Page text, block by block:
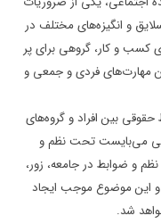
و انگیزه‌های مختلف در
کسب و کار، گروهی برای پر
مهارت‌های فردی و جمعی و
حقوقی بین افراد و گروه‌های
می‌بایست تحت نظم و
و ضوابط در جامعه، زور،
و این موضوع موجب ایجاد
شد.